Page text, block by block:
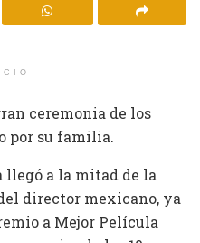
ceremonia de los
por su familia.
llegó a la mitad de la
director mexicano, ya
a Mejor Película